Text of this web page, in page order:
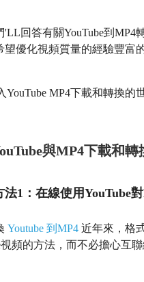
'LL回答有關YouTube到
望優化視頻質量的經驗豐富
YouTube MP4下載和轉換
與MP4下載和
1：在線使用YouTube
Youtube 到MP4 近年來，格
視頻的方法，而不必擔心互